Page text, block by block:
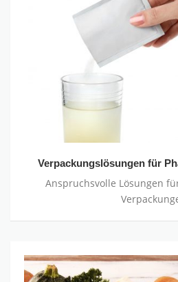
Unternehmen
Verpackungslösungen für
Anspruchsvolle Lösungen
Verpackungen
für